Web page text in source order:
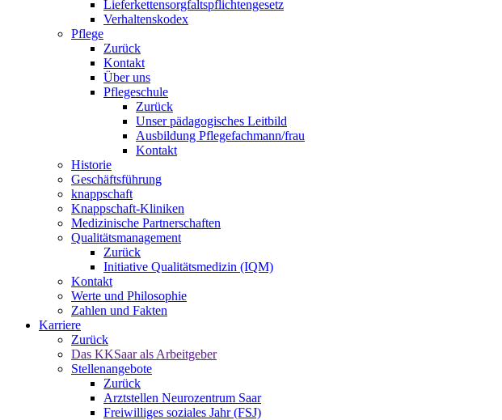
Lieferkettensorgfaltspflichtengesetz
Verhaltenskodex
Pflege
Zurück
Kontakt
Über uns
Pflegeschule
Zurück
Unser pädagogisches Leitbild
Ausbildung Pflegefachmann/frau
Kontakt
Historie
Geschäftsführung
knappschaft
Knappschaft-Kliniken
Medizinische Partnerschaften
Qualitäts­management
Zurück
Initiative Qualitätsmedizin (IQM)
Kontakt
Werte und Philosophie
Zahlen und Fakten
Karriere
Zurück
Das KKSaar als Arbeitgeber
Stellenangebote
Zurück
Arztstellen Neurozentrum Saar
Freiwilliges soziales Jahr (FSJ)